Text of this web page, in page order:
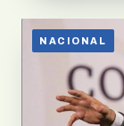
NACIONAL